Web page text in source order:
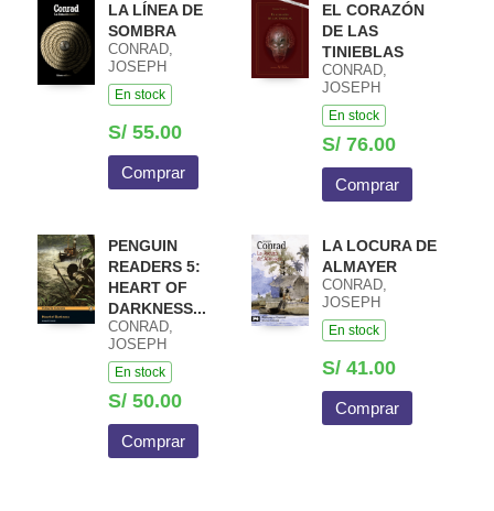
LA LÍNEA DE
SOMBRA
CONRAD,
JOSEPH
En stock
S/ 55.00
Comprar
EL CORAZÓN
DE LAS
TINIEBLAS
CONRAD,
JOSEPH
En stock
S/ 76.00
Comprar
PENGUIN
READERS 5:
HEART OF
DARKNESS...
CONRAD,
JOSEPH
En stock
S/ 50.00
Comprar
LA LOCURA DE
ALMAYER
CONRAD,
JOSEPH
En stock
S/ 41.00
Comprar